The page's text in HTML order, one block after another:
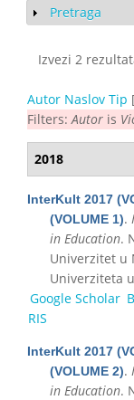
Show
Pretraga
Izvezi 2
Autor Naslov Tip
Filters: Autor is
2018
InterKult 2017
(VOLUME 1).
in Education.
Univerzitet u
Univerziteta
Google Scholar
RIS
InterKult 2017
(VOLUME 2).
in Education.